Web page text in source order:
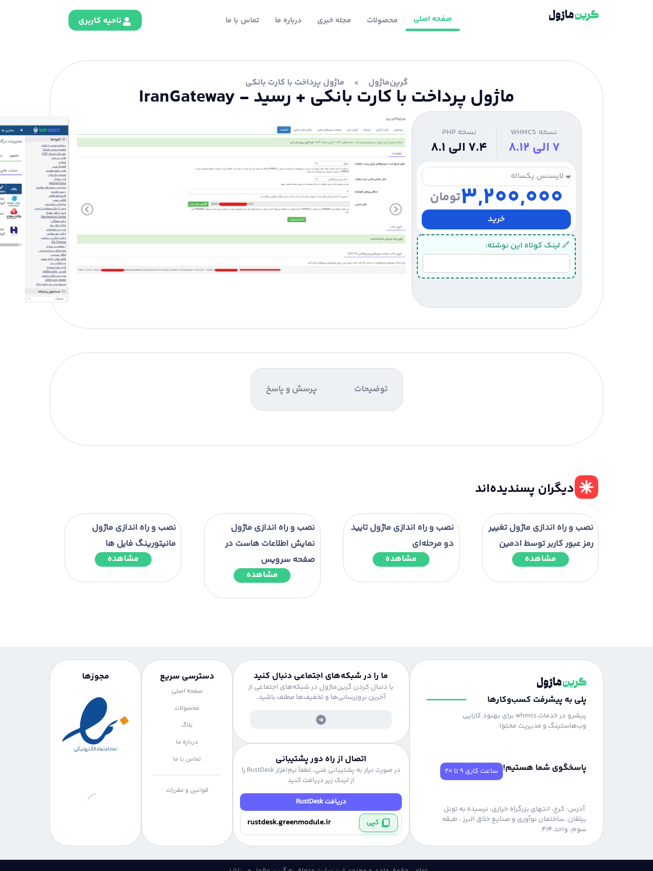
صفحه اصلی محصولات مجله خبری درباره ما تماس با ما ناحیه کاربری
گرین‌ماژول ماژول پرداخت با کارت بانکی
ماژول پرداخت با کارت بانکی +‌ رسید - IranGateway
نسخه WHMCS
7 الی 8.12
نسخه PHP
7.4 الی 8.1
3,200,000تومان
خرید
🔗 لینک کوتاه این نوشته:
توضیحات پرسش و پاسخ
دیگران پسندیده‌اند
نصب و راه اندازی ماژول تغییر
رمز عبور کاربر توسط ادمین
مشاهده
نصب و راه اندازی ماژول تایید
دو مرحله‌ای
مشاهده
نصب و راه اندازی ماژول
نمایش اطلاعات هاست در
صفحه سرویس
مشاهده
نصب و راه اندازی ماژول
مانیتورینگ فایل ها
مشاهده
پلی به پیشرفت کسب‌وکارها
پیشرو در خدمات whmcs برای بهبود کارایی
وب‌هاستینگ و مدیریت محتوا
پاسخگوی شما هستیم! ساعت کاری 9 تا 20
آدرس: کرج، انتهای بزرگراه خرازی، نرسیده به تونل
بیلقان، ساختمان نوآوری و صنایع خلاق البرز ، طبقه
سوم، واحد 414
ما را در شبکه‌های اجتماعی دنبال کنید
با دنبال کردن گرین‌ماژول در شبکه‌های اجتماعی از
آخرین بروزرسانی‌ها و تخفیف‌ها مطلف باشید.
اتصال از راه دور پشتیبانی
در صورت نیاز به پشتیبانی فنی، لطفاً نرم‌افزار RustDesk را
از لینک زیر دریافت کنید
دریافت RustDesk
کپی
دسترسی سریع
صفحه اصلی
محصولات
بلاگ
درباره ما
تماس با ما
قوانین و مقررات
مجوزها